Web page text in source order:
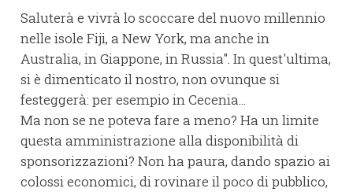
Saluterà e vivrà lo scoccare del nuovo millennio
nelle isole Fiji, a New York, ma anche in
Australia, in Giappone, in Russia". In quest'ultima,
si è dimenticato il nostro, non ovunque si
festeggerà: per esempio in Cecenia...
Ma non se ne poteva fare a meno? Ha un limite
questa amministrazione alla disponibilità di
sponsorizzazioni? Non ha paura, dando spazio ai
colossi economici, di rovinare il poco di pubblico,